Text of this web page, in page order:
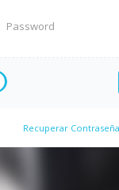
Recuperar Contraseña